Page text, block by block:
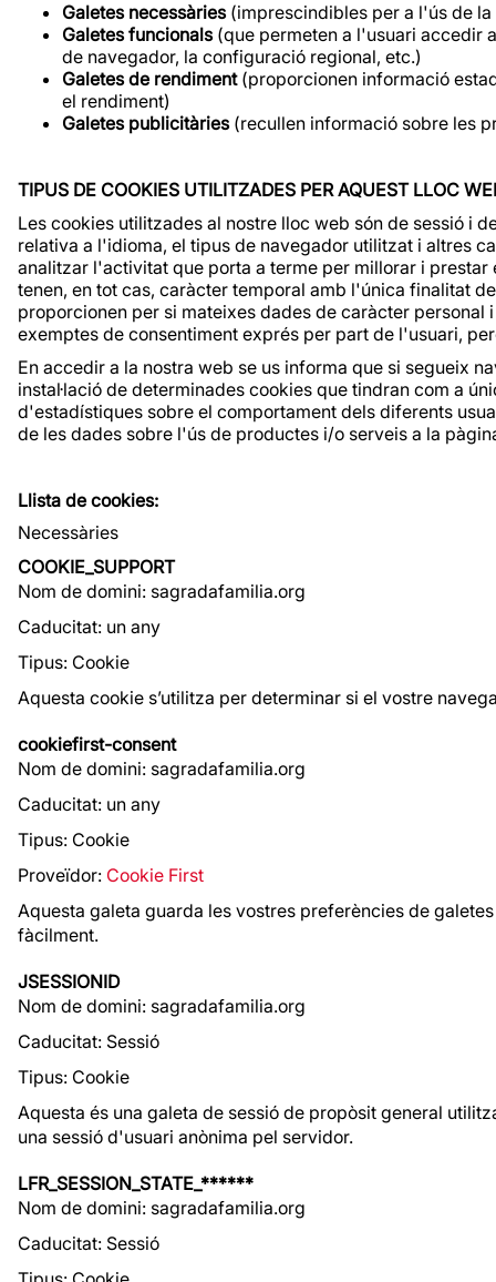
Galetes necessàries (imprescindibles per a l'ús de
Galetes funcionals (que permeten a l'usuari accedir
de navegador, la configuració regional, etc.)
Galetes de rendiment (proporcionen informació
el rendiment)
Galetes publicitàries (recullen informació sobre les
TIPUS DE COOKIES UTILITZADES PER AQUEST LLOC
Les cookies utilitzades al nostre lloc web són de sessió i
relativa a l'idioma, el tipus de navegador utilitzat i altres
analitzar l'activitat que porta a terme per millorar i
tenen, en tot cas, caràcter temporal amb l'única finalitat
proporcionen per si mateixes dades de caràcter
exemptes de consentiment exprés per part de l'usuari,
En accedir a la nostra web se us informa que si segueix
instal·lació de determinades cookies que tindran com a
d'estadístiques sobre el comportament dels diferents
de les dades sobre l'ús de productes i/o serveis a la
Llista de cookies:
Necessàries
COOKIE_SUPPORT
Nom de domini: sagradafamilia.org
Caducitat: un any
Tipus: Cookie
Aquesta cookie s’utilitza per determinar si el vostre
cookiefirst-consent
Nom de domini: sagradafamilia.org
Caducitat: un any
Tipus: Cookie
Proveïdor: Cookie First
Aquesta galeta guarda les vostres preferències de
fàcilment.
JSESSIONID
Nom de domini: sagradafamilia.org
Caducitat: Sessió
Tipus: Cookie
Aquesta és una galeta de sessió de propòsit general
una sessió d'usuari anònima pel servidor.
LFR_SESSION_STATE_******
Nom de domini: sagradafamilia.org
Caducitat: Sessió